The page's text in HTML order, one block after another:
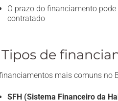
O prazo do financiamento pode
contratado
Tipos de
mais comuns no
SFH (Sistema Financeiro da